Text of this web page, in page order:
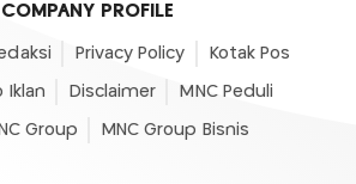
COMPANY PROFILE
Privacy Policy Kotak Pos
Iklan Disclaimer MNC Peduli
Group MNC Group Bisnis